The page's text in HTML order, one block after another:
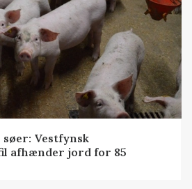
Vestfynsk
afhænder jord for 85